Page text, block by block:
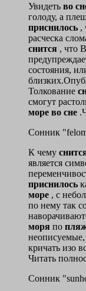
Увидеть во
голоду, а
приснилось ,
расческа
снится , что
состояния,
Толкование
смогут
море во сне
Сонник
К чему
является
приснилось
море , с
по нему так
моря по
неописуемые,
кричать изо
Читать
Сонник